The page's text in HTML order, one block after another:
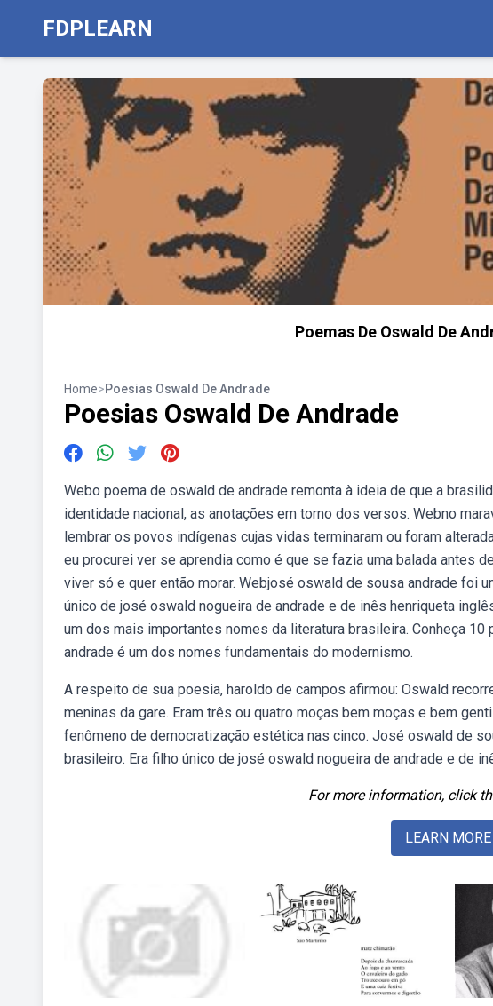
FDPLEARN
Poemas De Oswald De
Home>Poesias Oswald De Andrade
Poesias Oswald De Andrade
Webo poema de oswald de andrade remonta à ideia de que a
identidade nacional, as anotações em torno dos versos. Webno
lembrar os povos indígenas cujas vidas terminaram ou foram
eu procurei ver se aprendia como é que se fazia uma balada antes
viver só e quer então morar. Webjosé oswald de sousa andrade foi
único de josé oswald nogueira de andrade e de inês henriqueta
um dos mais importantes nomes da literatura brasileira. Conheça
andrade é um dos nomes fundamentais do modernismo.
A respeito de sua poesia, haroldo de campos afirmou: Oswald
meninas da gare. Eram três ou quatro moças bem moças e bem
fenômeno de democratização estética nas cinco. José oswald de
brasileiro. Era filho único de josé oswald nogueira de andrade e de
For more information, click
LEARN MORE